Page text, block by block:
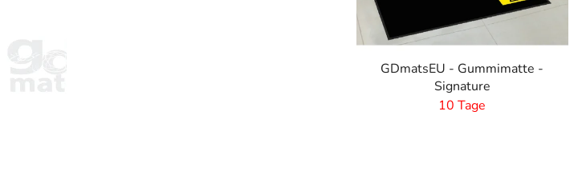
GDmatsEU - Gummimatte -
Signature
10 Tage